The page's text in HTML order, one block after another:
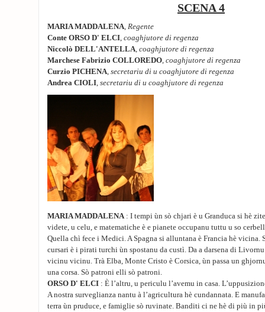
SCENA 4
MARIA MADDALENA Regente
Conte ORSO D' ELCI coaghjutore di regenza
Niccolò DELL'ANTELLA coaghjutore di regenza
Marchese Fabrizio COLLOREDO coaghjutore di regenza
Curzio PICHENA secretariu di u coaghjutore di regenza
Andrea CIOLI secretariu di u coaghjutore di regenza
MARIA MADDALENA : I tempi ùn sò chjari è u Granduca si hè
videte, u celu, e matematiche è e pianete occupanu tuttu u so
Quella chì fece i Medici. A Spagna si alluntana è Francia hè vicina.
cursari è i pirati turchi ùn spostanu da custì. Da a darsena di
vicinu vicinu. Trà Elba, Monte Cristo è Corsica, ùn passa un
una corsa. Sò patroni elli sò patroni.
ORSO D' ELCI : È l’altru, u periculu l’avemu in casa.
A nostra surveglianza nantu à l’agricultura hè cundannata. E
terra ùn pruduce, e famiglie sò ruvinate. Banditi ci ne hè di più in